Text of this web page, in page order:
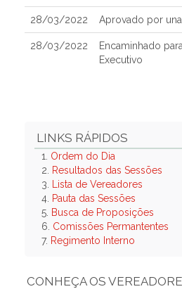
28/03/2022 Aprovado por
28/03/2022
Encaminhado
Executivo
LINKS RÁPIDOS
1. Ordem do Dia
2.
Resultados das Sessões
3.
Lista de Vereadores
4. Pauta das Sessões
5. Busca de Proposições
6. Comissões Permantentes
7. Regimento Interno
CONHEÇA OS